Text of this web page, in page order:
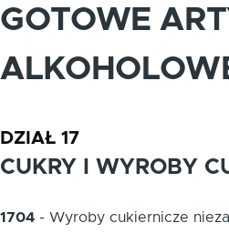
GOTOWE
DZIAŁ 17
CUKRY I WYROBY
1704 - Wyroby cukiernicze